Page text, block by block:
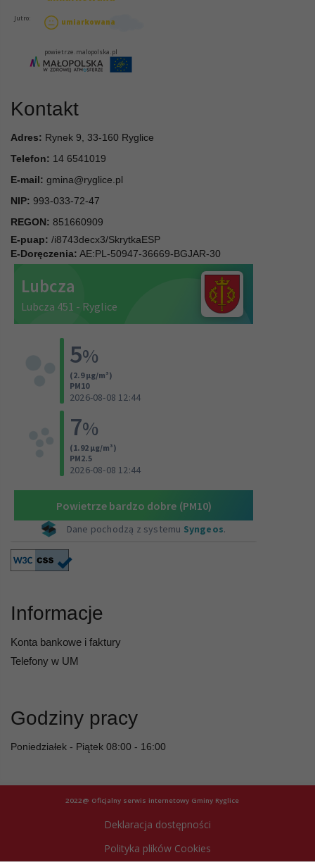
Kontakt
Adres: Rynek 9, 33-160 Ryglice
Telefon: 14 6541019
E-mail: gmina@ryglice.pl
NIP: 993-033-72-47
REGON: 851660909
E-puap: /i8743decx3/SkrytkaESP
E-Doręczenia: AE:PL-50947-36669-BGJAR-30
Informacje
Konta bankowe i faktury
Telefony w UM
Godziny pracy
Poniedziałek - Piątek 08:00 - 16:00
2022@ Oficjalny serwis internetowy Gminy Ryglice
Deklaracja dostępności
Polityka plików Cookies